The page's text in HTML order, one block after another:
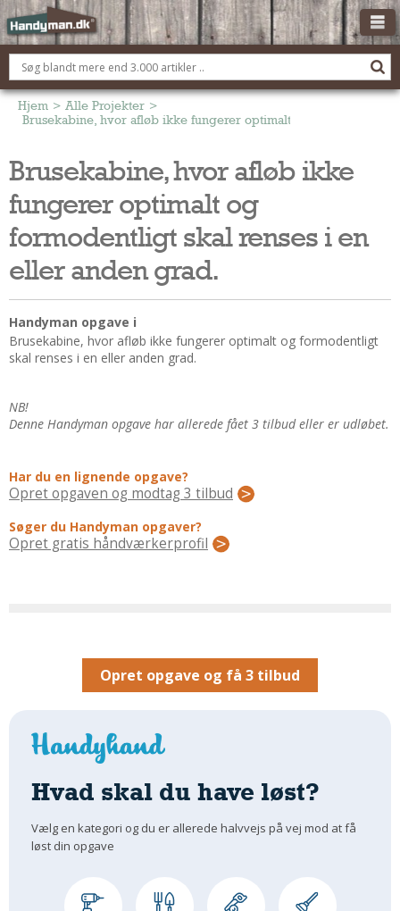
OM HANDYMAN.DK
FÅ 3 TILBUD
ANNONCERING
BOLIG KØBERÅDGIVNING
TØMRER/SNEDKER
Montage Og Nybyg
Reparation Og Vedligehold
Alt Om Køkkenet
Om Materialer
Om Værktøj
Andet
Udskiftning Og Montage
Tips Og Tests
Montage Og Udskiftning
Udendørs
MURER
Reparationer
Om Materialer
Om Værktøj
Udskiftning Og Montage
Hjem > Alle Projekter >
Brusekabine, hvor afløb ikke fungerer optimalt og formodentligt
Brusekabine, hvor afløb ikke
fungerer optimalt og
formodentligt skal renses i en
eller anden grad.
Handyman opgave i
Brusekabine, hvor afløb ikke fungerer optimalt og formodentligt
skal renses i en eller anden grad.
NB!
Denne Handyman opgave har allerede fået 3 tilbud eller er udløbet.
Har du en lignende opgave?
Opret opgaven og modtag 3 tilbud
Søger du Handyman opgaver?
Opret gratis håndværkerprofil
Opret opgave og få 3 tilbud
Hvad skal du have løst?
Vælg en kategori og du er allerede halvvejs på vej mod at få
løst din opgave